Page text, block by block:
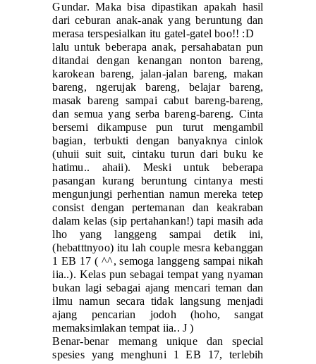
Gundar. Maka bisa dipastikan apakah hasil
dari ceburan anak-anak yang beruntung dan
merasa terspesialkan itu gatel-gatel boo!! :D
lalu untuk beberapa anak, persahabatan pun
ditandai dengan kenangan nonton bareng,
karokean bareng, jalan-jalan bareng, makan
bareng, ngerujak bareng, belajar bareng,
masak bareng sampai cabut bareng-bareng,
dan semua yang serba bareng-bareng. Cinta
bersemi dikampuse pun turut mengambil
bagian, terbukti dengan banyaknya cinlok
(uhuii suit suit, cintaku turun dari buku ke
hatimu.. ahaii). Meski untuk beberapa
pasangan kurang beruntung cintanya mesti
mengunjungi perhentian namun mereka tetep
consist dengan pertemanan dan keakraban
dalam kelas (sip pertahankan!) tapi masih ada
lho yang langgeng sampai detik ini,
(hebatttnyoo) itu lah couple mesra kebanggan
1 EB 17 ( ^^, semoga langgeng sampai nikah
iia..). Kelas pun sebagai tempat yang nyaman
bukan lagi sebagai ajang mencari teman dan
ilmu namun secara tidak langsung menjadi
ajang pencarian jodoh (hoho, sangat
memaksimlakan tempat iia..J )
Benar-benar memang unique dan special
spesies yang menghuni 1 EB 17, terlebih